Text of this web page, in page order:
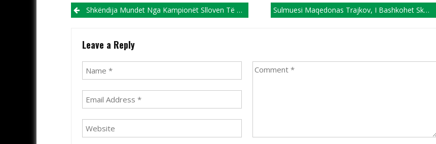
Post navigation
Shkëndija Mundet Nga Kampionët Slloven Të NK Celje (VIDEO) Sulmuesi Maqedonas Trajkov, I Bashkohet Skuadrës Shqiptare Të KF Vora
Leave a Reply